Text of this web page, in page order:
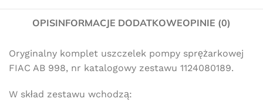
OPISINFORMACJE DODATKOWEOPINIE (0)
Oryginalny komplet uszczelek pompy sprężarkowej
FIAC AB 998, nr katalogowy zestawu 1124080189.
W skład zestawu wchodzą: